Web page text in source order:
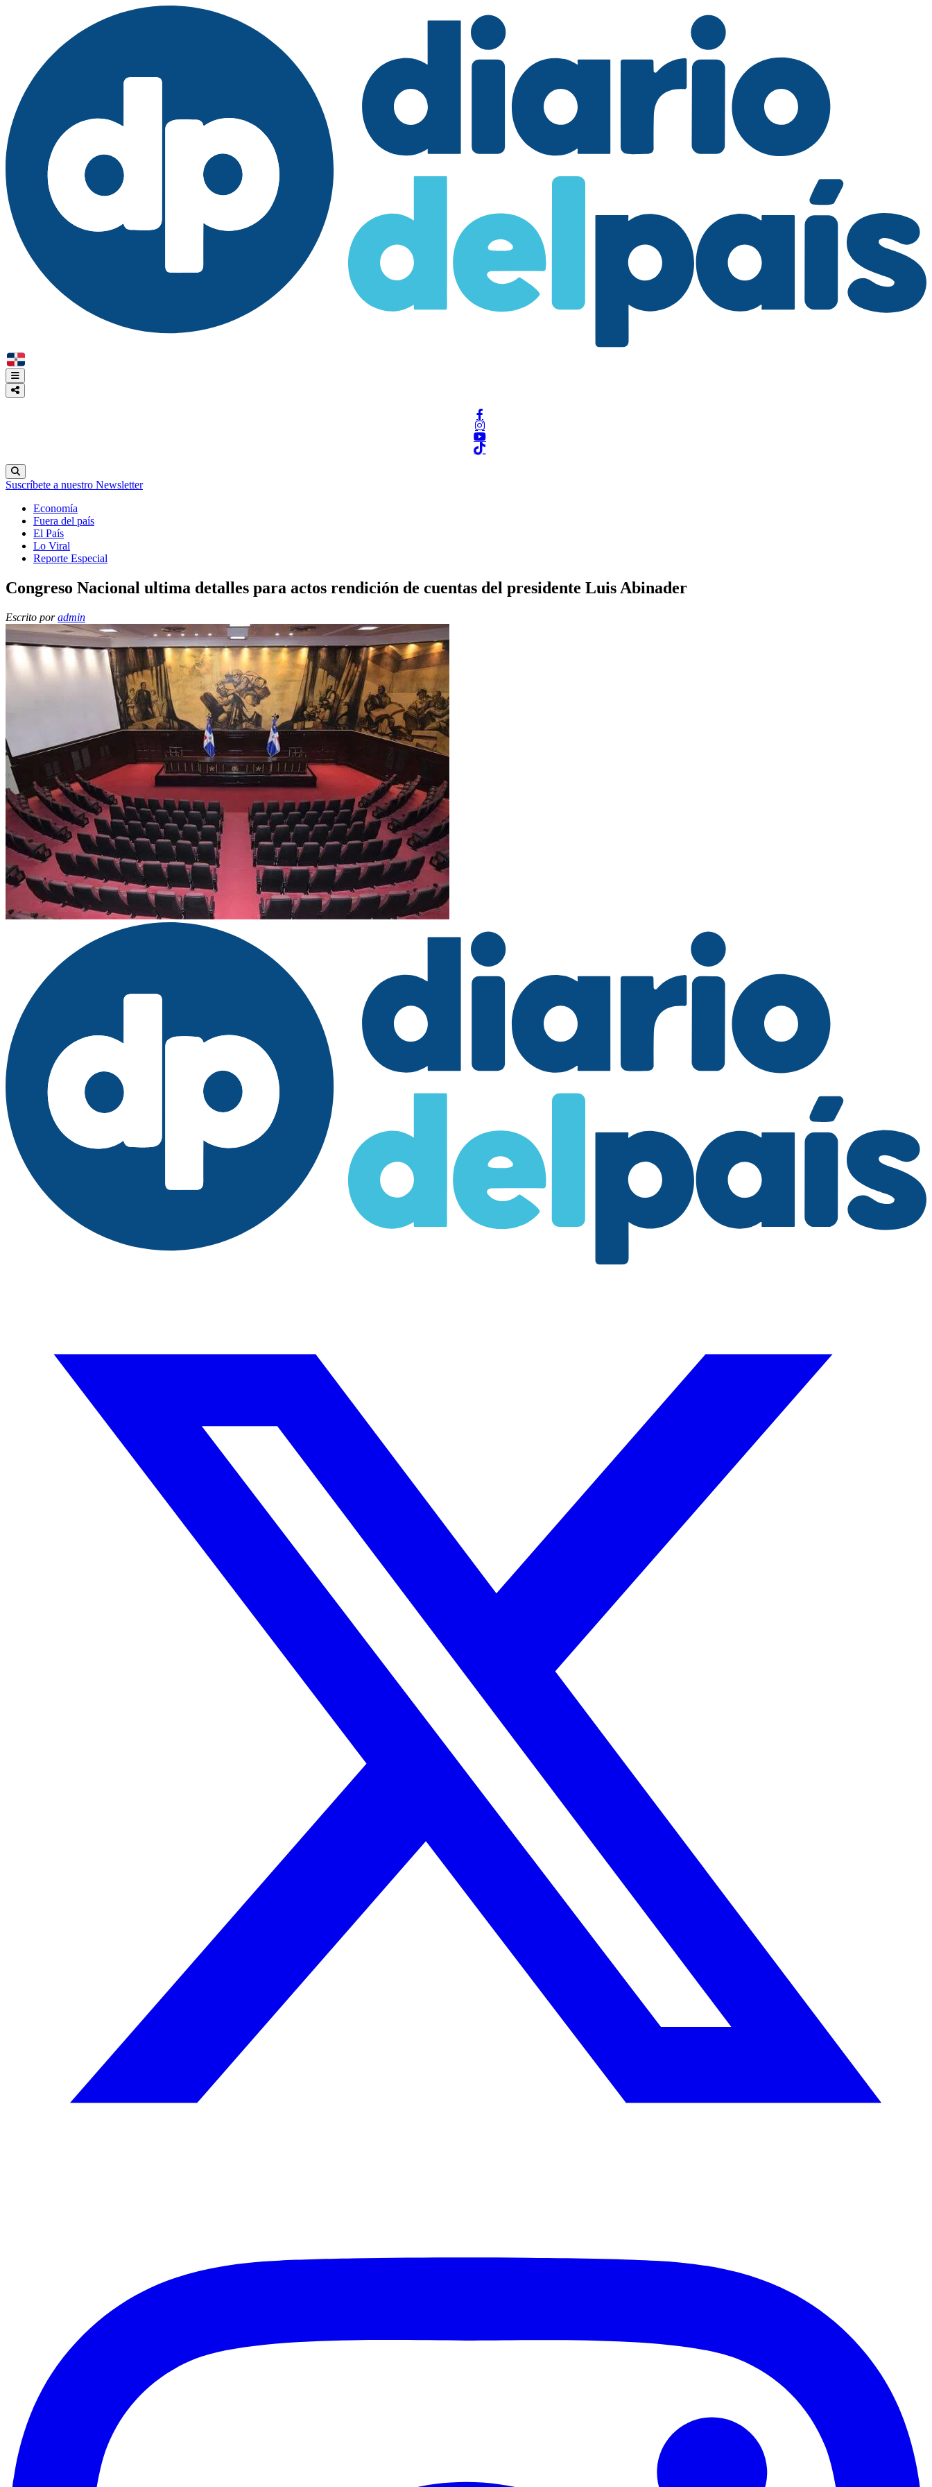
Suscríbete a nuestro Newsletter
Economía
Fuera del país
El País
Lo Viral
Reporte Especial
Congreso Nacional ultima detalles para actos rendición de cuentas del presidente Luis Abinader
Escrito poradmin